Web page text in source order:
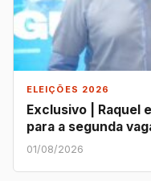
ELEIÇÕES 2026
Exclusivo | Raquel
para a segunda
01/08/2026